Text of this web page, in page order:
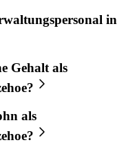
in
Gehalt als
als